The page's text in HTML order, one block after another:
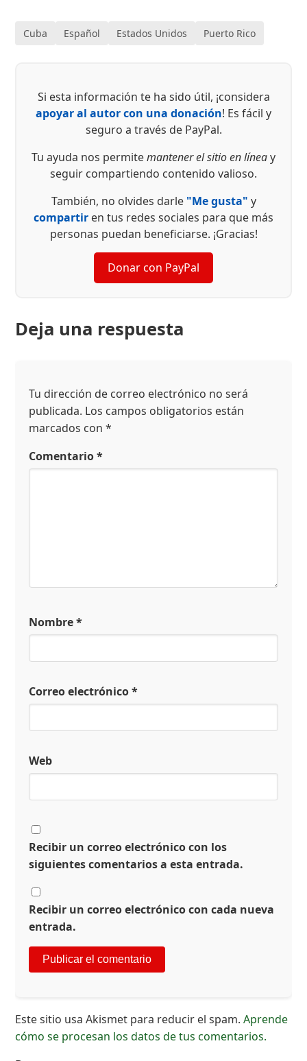
Cuba Español Estados Unidos Puerto Rico
Si esta información te ha sido útil, ¡considera
apoyar al autor con una donación! Es fácil y
seguro a través de PayPal.
Tu ayuda nos permitemantener el sitio en líneay
seguir compartiendo contenido valioso.
También, no olvides darle "Me gusta" y
compartir en tus redes sociales para que más
personas puedan beneficiarse. ¡Gracias!
Donar con PayPal
Deja una respuesta
Tu dirección de correo electrónico no será
publicada. Los campos obligatorios están
marcados con*
Comentario*
Nombre*
Correo electrónico*
Web
Recibir un correo electrónico con los
siguientes comentarios a esta entrada.
Recibir un correo electrónico con cada nueva
entrada.
Este sitio usa Akismet para reducir el spam.Aprende
cómo se procesan los datos de tus comentarios.